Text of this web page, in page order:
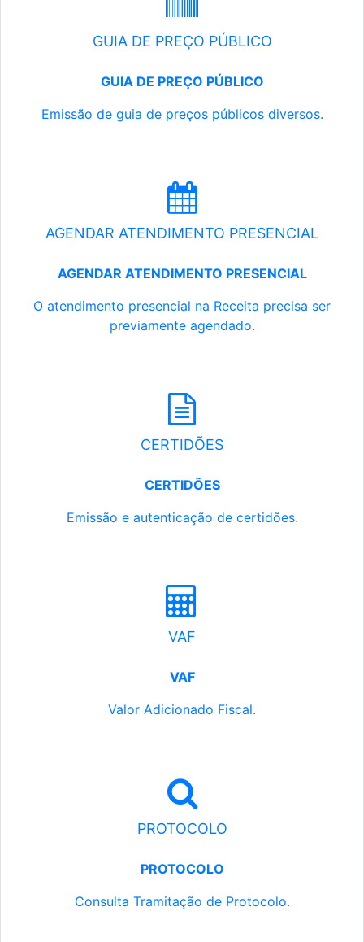
GUIA DE PREÇO PÚBLICO
GUIA DE PREÇO PÚBLICO
Emissão de guia de preços públicos diversos.
AGENDAR ATENDIMENTO PRESENCIAL
AGENDAR ATENDIMENTO PRESENCIAL
O atendimento presencial na Receita precisa ser
previamente agendado.
CERTIDÕES
CERTIDÕES
Emissão e autenticação de certidões.
VAF
VAF
Valor Adicionado Fiscal.
PROTOCOLO
PROTOCOLO
Consulta Tramitação de Protocolo.